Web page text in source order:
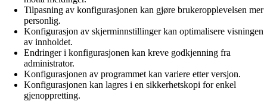
Tilpasning av konfigurasjonen kan gjøre brukeropplevelsen mer
personlig.
Konfigurasjon av skjerminnstillinger kan optimalisere visningen
av innholdet.
Endringer i konfigurasjonen kan kreve godkjenning fra
administrator.
Konfigurasjonen av programmet kan variere etter versjon.
Konfigurasjonen kan lagres i en sikkerhetskopi for enkel
gjenoppretting.